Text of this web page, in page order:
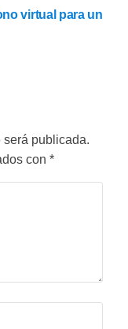
virtual para un
será publicada.
con *